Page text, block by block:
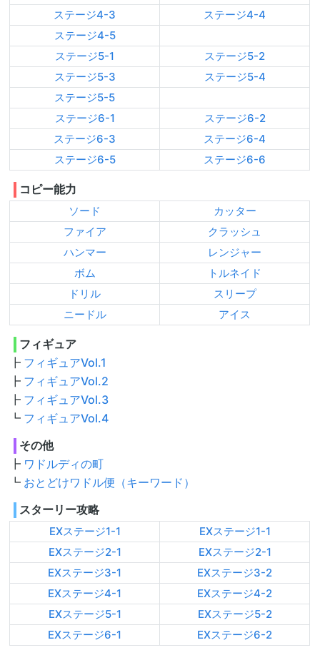
ステージ4-3
ステージ4-4
ステージ4-5
ステージ5-1
ステージ5-2
ステージ5-3
ステージ5-4
ステージ5-5
ステージ6-1
ステージ6-2
ステージ6-3
ステージ6-4
ステージ6-5
ステージ6-6
コピー能力
ソード
カッター
ファイア
クラッシュ
ハンマー
レンジャー
ボム
トルネイド
ドリル
スリープ
ニードル
アイス
フィギュア
フィギュアVol.1
フィギュアVol.2
フィギュアVol.3
フィギュアVol.4
その他
ワドルディの町
おとどけワドル便（キーワード）
スターリー攻略
EXステージ1-1
EXステージ1-1
EXステージ2-1
EXステージ2-1
EXステージ3-1
EXステージ3-2
EXステージ4-1
EXステージ4-2
EXステージ5-1
EXステージ5-2
EXステージ6-1
EXステージ6-2